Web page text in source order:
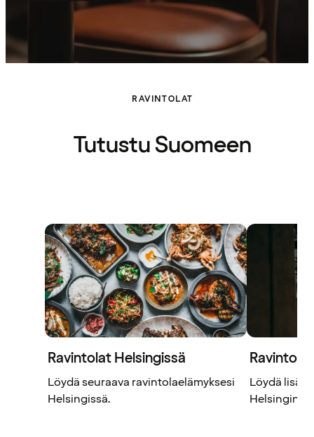
RAVINTOLAT
Tutustu Suomeen
Ravintolat Helsingissä
Löydä seuraava ravintolaelämyksesi
Helsingissä.
Löydä lisää
Helsingin